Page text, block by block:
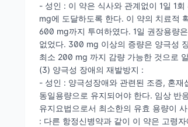
- 성인 : 이 약은 식사와 관계없이 1일 1
mg에 도달하도록 한다. 이 약의 치료
600 mg까지 투여하였다. 1일 권장용량
없었다. 300 mg 이상의 증량은 양극성
최소 200 mg 까지 감량 가능한 것으로
(3) 양극성 장애의 재발방지 :
- 성인 : 양극성장애와 관련된 조증, 혼
동일용량으로 유지되어야 한다. 임상
유지요법으로서 최소한의 유효 용량이
: 다른 항정신병약과 같이 이 약은 고령